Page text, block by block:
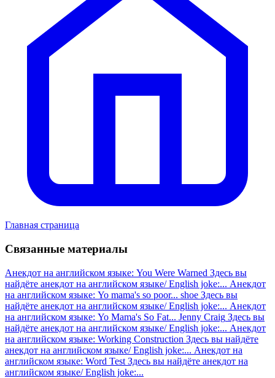
Главная страница
Связанные материалы
Анекдот на английском языке: You Were Warned Здесь вы
найдёте анекдот на английском языке/ English joke:... Анекдот
на английском языке: Yo mama's so poor... shoe Здесь вы
найдёте анекдот на английском языке/ English joke:... Анекдот
на английском языке: Yo Mama's So Fat... Jenny Craig Здесь вы
найдёте анекдот на английском языке/ English joke:... Анекдот
на английском языке: Working Construction Здесь вы найдёте
анекдот на английском языке/ English joke:... Анекдот на
английском языке: Word Test Здесь вы найдёте анекдот на
английском языке/ English joke:...